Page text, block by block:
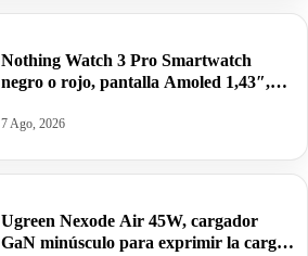
Nothing Watch 3 Pro Smartwatch
negro o rojo, pantalla Amoled 1,43″,
corporal, autonomía 13 días por 62,52€
7 Ago, 2026
Ugreen Nexode Air 45W, cargador
GaN minúsculo para exprimir la carga